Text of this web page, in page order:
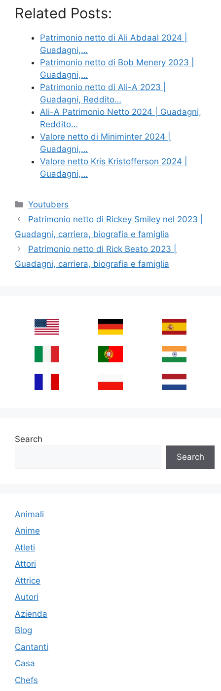
Related Posts:
Patrimonio netto di Ali Abdaal 2024 |
Guadagni,…
Patrimonio netto di Bob Menery 2023 |
Guadagni,…
Patrimonio netto di Ali-A 2023 |
Guadagni, Reddito…
Ali-A Patrimonio Netto 2024 | Guadagni,
Reddito…
Valore netto di Miniminter 2024 |
Guadagni,…
Valore netto Kris Kristofferson 2024 |
Guadagni,…
Categories
Youtubers
Patrimonio netto di Rickey Smiley nel 2023 |
Guadagni, carriera, biografia e famiglia
Patrimonio netto di Rick Beato 2023 |
Guadagni, carriera, biografia e famiglia
Search
Search
Animali
Anime
Atleti
Attori
Attrice
Autori
Azienda
Blog
Cantanti
Casa
Chefs